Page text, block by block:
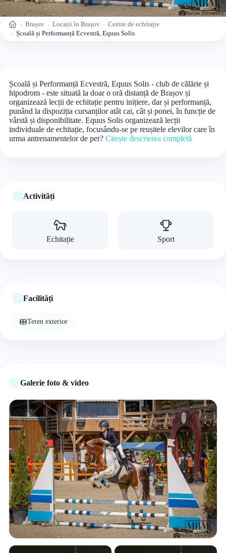
Acasă Brașov Locații în Brașov
Centre de echitație
Școală și Performanță Ecvestră, Equus Solis
Școală și Performanță Ecvestră, Equus Solis - club de călărie și
hipodrom - este situată la doar o oră distanță de Brașov și
organizează lecții de echitație pentru inițiere, dar și performanță,
punând la dispoziția cursanților atât cai, cât și ponei, în funcție de
vârstă și disponibilitate. Equus Solis organizează lecții
individuale de echitație, focusându-se pe reușitele elevilor care în
urma antrenamentelor de per? Citește descrierea completă
Activități
Echitație Sport
Facilități
Teren exterior
Galerie foto & video